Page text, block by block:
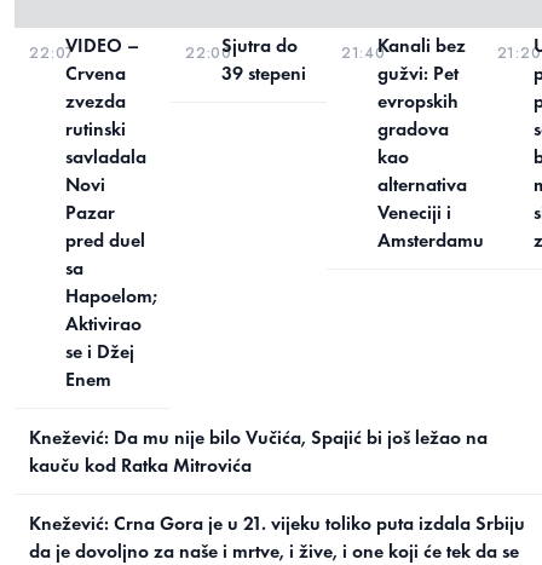
Više nije nož u leđa, nego rafalna
paljba na Srbiju: Udari Crne Gore
se samo nižu, a posebno boli uloga
Andrije Mandića
08-08-2026 20:51
22:07VIDEO –
Crvena
zvezda
rutinski
savladala
Novi
Pazar
pred duel
sa
Hapoelom;
Aktivirao
se i Džej
Enem
22:00Sjutra do
39 stepeni
21:40Kanali bez
gužvi: Pet
evropskih
gradova
kao
alternativa
Veneciji i
Amsterdamu
21:20
Knežević: Da mu nije bilo Vučića, Spajić bi još ležao na
kauču kod Ratka Mitrovića
Knežević: Crna Gora je u 21. vijeku toliko puta izdala Srbiju
da je dovoljno za naše i mrtve, i žive, i one koji će tek da se